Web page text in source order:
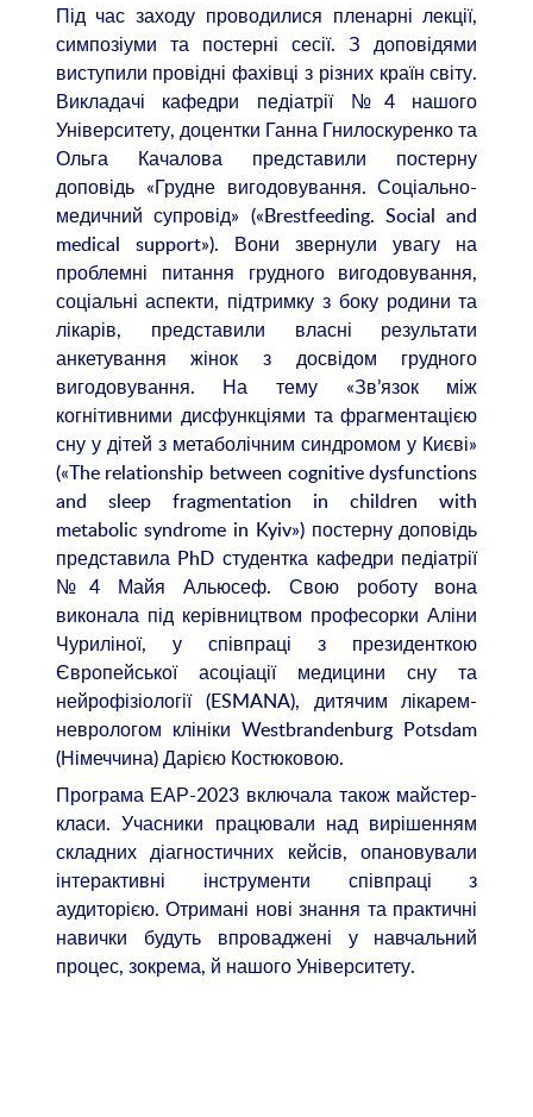
Під час заходу проводилися пленарні лекції,
симпозіуми та постерні сесії. З доповідями
виступили провідні фахівці з різних країн світу.
Викладачі кафедри педіатрії №4 нашого
Університету, доцентки Ганна Гнилоскуренко та
Ольга Качалова представили постерну
доповідь «Грудне вигодовування. Соціально-
медичний супровід» («Brestfeeding. Social and
medical support»). Вони звернули увагу на
проблемні питання грудного вигодовування,
соціальні аспекти, підтримку з боку родини та
лікарів, представили власні результати
анкетування жінок з досвідом грудного
вигодовування. На тему «Зв’язок між
когнітивними дисфункціями та фрагментацією
сну у дітей з метаболічним синдромом у Києві»
(«The relationship between cognitive dysfunctions
and sleep fragmentation in children with
metabolic syndrome in Kyiv») постерну доповідь
представила PhD студентка кафедри педіатрії
№4 Майя Альюсеф. Свою роботу вона
виконала під керівництвом професорки Аліни
Чуриліної, у співпраці з президенткою
Європейської асоціації медицини сну та
нейрофізіології (ESMANA), дитячим лікарем-
неврологом клініки Westbrandenburg Potsdam
(Німеччина) Дарією Костюковою.
Програма ЕАР-2023 включала також майстер-
класи. Учасники працювали над вирішенням
складних діагностичних кейсів, опановували
інтерактивні інструменти співпраці з
аудиторією. Отримані нові знання та практичні
навички будуть впроваджені у навчальний
процес, зокрема, й нашого Університету.